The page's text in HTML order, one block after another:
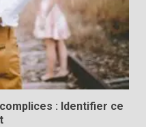
: Identifier ce